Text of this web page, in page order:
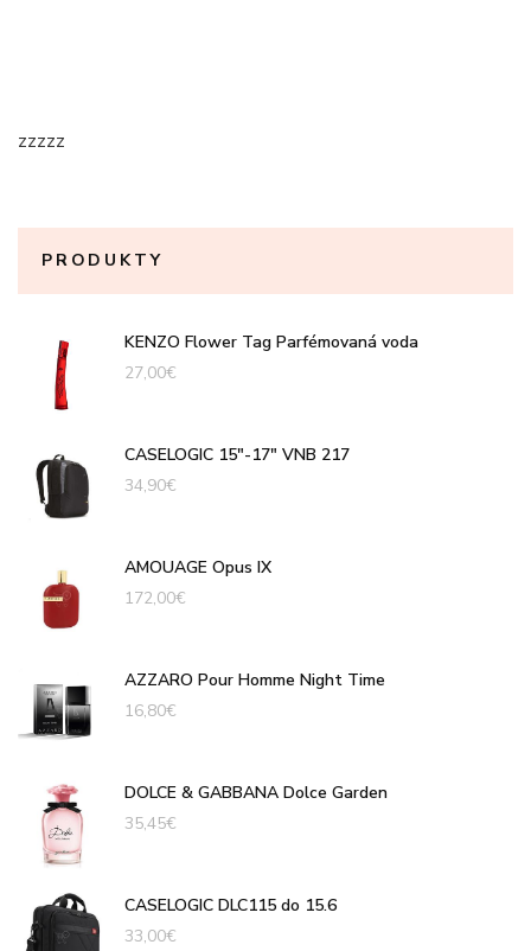
zzzzz
PRODUKTY
KENZO Flower Tag Parfémovaná voda
27,00€
CASELOGIC 15"-17" VNB 217
34,90€
AMOUAGE Opus IX
172,00€
AZZARO Pour Homme Night Time
16,80€
DOLCE & GABBANA Dolce Garden
35,45€
CASELOGIC DLC115 do 15.6
33,00€